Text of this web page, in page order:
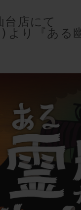
台店にて
り『ある